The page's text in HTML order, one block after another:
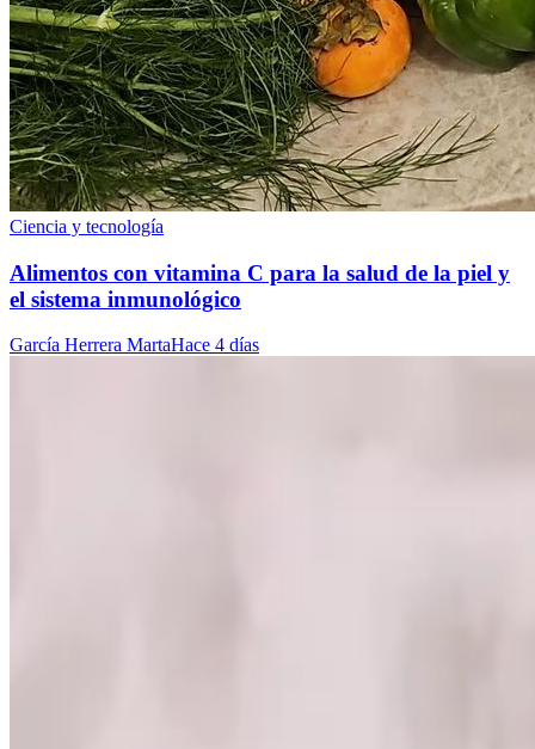
Ciencia y tecnología
Alimentos con vitamina C para la salud de la piel y
el sistema inmunológico
García Herrera MartaHace 4 días